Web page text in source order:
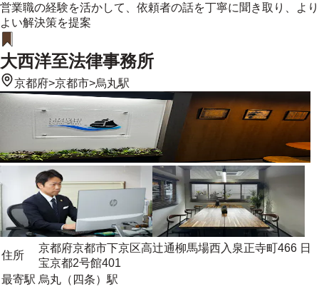
営業職の経験を活かして、依頼者の話を丁寧に聞き取り、より
よい解決策を提案
大西洋至法律事務所
京都府>京都市>烏丸駅
住所
京都府京都市下京区高辻通柳馬場西入泉正寺町466 日
宝京都2号館401
最寄駅 烏丸（四条）駅